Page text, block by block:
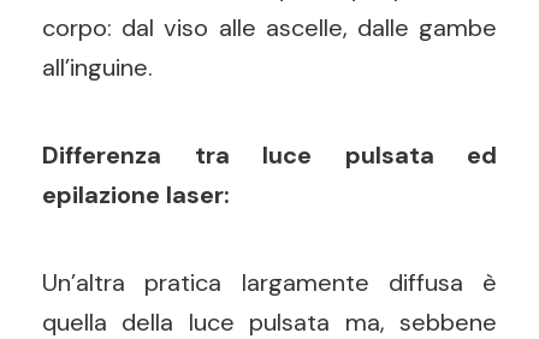
corpo: dal viso alle ascelle, dalle gambe
all’inguine.
Differenza tra luce pulsata ed
epilazione laser:
Un’altra pratica largamente diffusa è
quella della luce pulsata ma, sebbene